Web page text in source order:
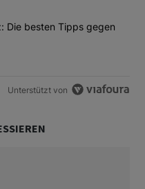
in der Schweiz: Die
Die besten Tipps gegen
Unterstützt von